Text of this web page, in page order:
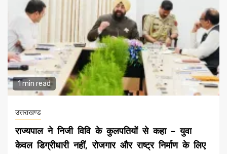
1 min read
उत्तराखण्ड
राज्यपाल ने निजी विवि के कुलपतियों से कहा – युवा
केवल डिग्रीधारी नहीं, रोजगार और राष्ट्र निर्माण के लिए